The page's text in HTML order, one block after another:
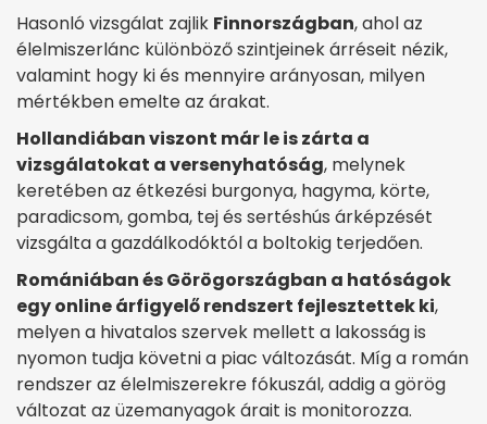
Hasonló vizsgálat zajlik Finnországban, ahol az
élelmiszerlánc különböző szintjeinek árréseit nézik,
valamint hogy ki és mennyire arányosan, milyen
mértékben emelte az árakat.
Hollandiában viszont már le is zárta a
vizsgálatokat a versenyhatóság, melynek
keretében az étkezési burgonya, hagyma, körte,
paradicsom, gomba, tej és sertéshús árképzését
vizsgálta a gazdálkodóktól a boltokig terjedően.
Romániában és Görögországban a hatóságok
egy online árfigyelő rendszert fejlesztettek ki,
melyen a hivatalos szervek mellett a lakosság is
nyomon tudja követni a piac változását. Míg a román
rendszer az élelmiszerekre fókuszál, addig a görög
változat az üzemanyagok árait is monitorozza.